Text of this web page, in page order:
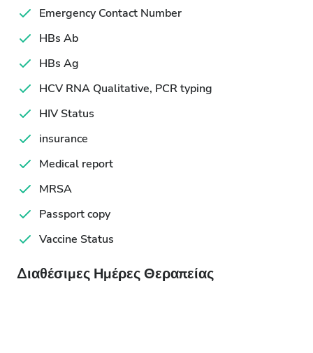
Emergency Contact Number
HBs Ab
HBs Ag
HCV RNA Qualitative, PCR typing
HIV Status
insurance
Medical report
MRSA
Passport copy
Vaccine Status
Διαθέσιμες Ημέρες Θεραπείας